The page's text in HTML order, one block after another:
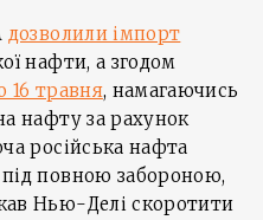
дозволили імпорт
нафти, а згодом
16 травня, намагаючись
нафту за рахунок
російська нафта
повною забороною,
Нью-Делі скоротити